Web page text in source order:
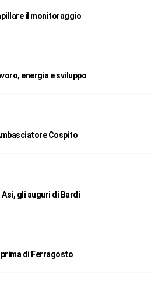
il monitoraggio
energia e sviluppo
Cospito
gli auguri di Bardi
di Ferragosto